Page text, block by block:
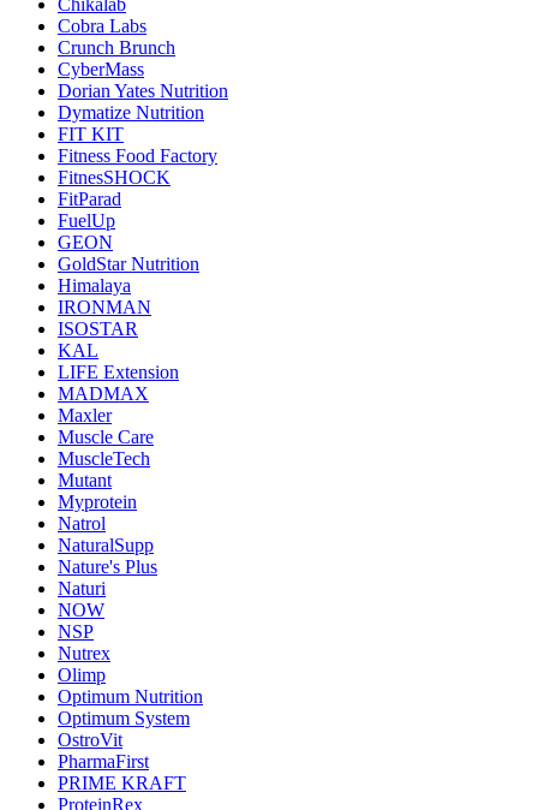
Chikalab
Cobra Labs
Crunch Brunch
CyberMass
Dorian Yates Nutrition
Dymatize Nutrition
FIT KIT
Fitness Food Factory
FitnesSHOCK
FitParad
FuelUp
GEON
GoldStar Nutrition
Himalaya
IRONMAN
ISOSTAR
KAL
LIFE Extension
MADMAX
Maxler
Muscle Care
MuscleTech
Mutant
Myprotein
Natrol
NaturalSupp
Nature's Plus
Naturi
NOW
NSP
Nutrex
Olimp
Optimum Nutrition
Optimum System
OstroVit
PharmaFirst
PRIME KRAFT
ProteinRex